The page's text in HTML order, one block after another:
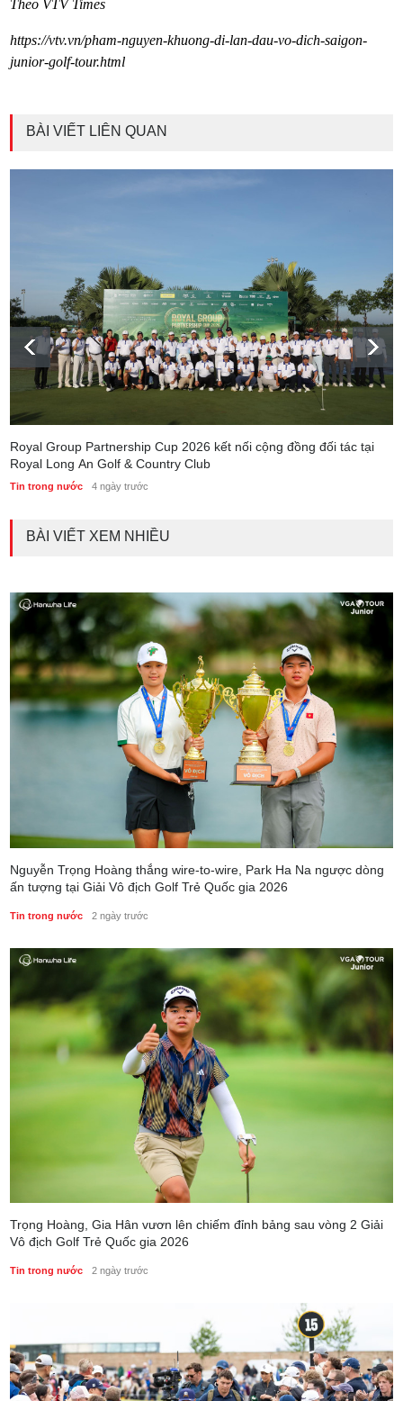
Theo VTV Times
https://vtv.vn/pham-nguyen-khuong-di-lan-dau-vo-dich-saigon-
junior-golf-tour.html
BÀI VIẾT LIÊN QUAN
Royal Group Partnership Cup 2026 kết nối cộng đồng đối tác tại
Royal Long An Golf & Country Club
Tin trong nước 4 ngày trước
BÀI VIẾT XEM NHIỀU
Nguyễn Trọng Hoàng thắng wire-to-wire, Park Ha Na ngược dòng
ấn tượng tại Giải Vô địch Golf Trẻ Quốc gia 2026
Tin trong nước 2 ngày trước
Trọng Hoàng, Gia Hân vươn lên chiếm đỉnh bảng sau vòng 2 Giải
Vô địch Golf Trẻ Quốc gia 2026
Tin trong nước 2 ngày trước